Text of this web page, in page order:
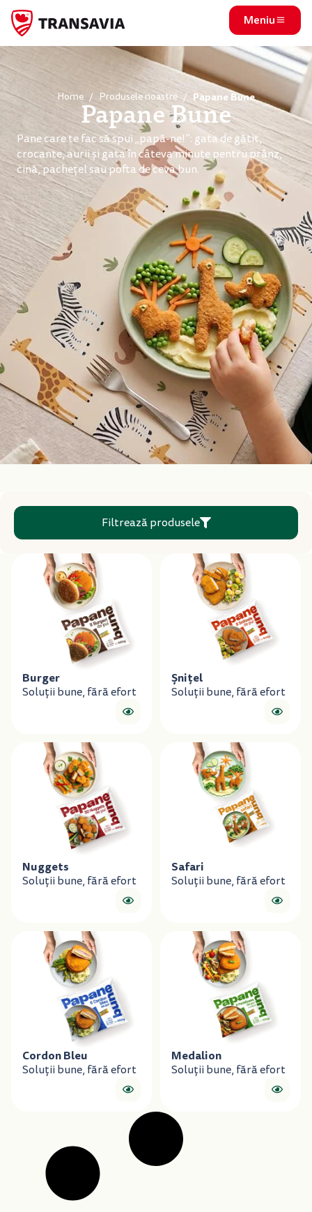
Meniu
Home Produsele noastre Papane Bune
Papane Bune
Pane care te fac să spui „papă-ne!”: gata de gătit,
crocante, aurii și gata în câteva minute pentru prânz,
cină, pachețel sau pofta de ceva bun.
Filtrează produsele
Burger
Soluții bune, fără efort
Șnițel
Soluții bune, fără efort
Nuggets
Soluții bune, fără efort
Safari
Soluții bune, fără efort
Cordon Bleu
Soluții bune, fără efort
Medalion
Soluții bune, fără efort